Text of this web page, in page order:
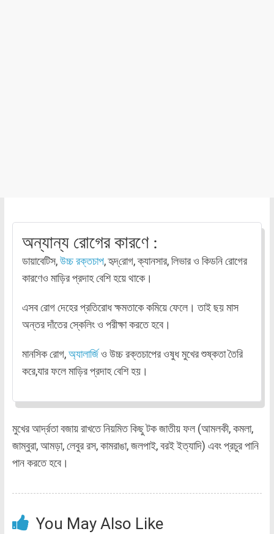
অন্যান্য রোগের কারণে :
ডায়াবেটিস,উচ্চ রক্তচাপ, হৃদ্‌রোগ, ক্যানসার, লিভার ও কিডনি রোগের
কারণেও মাড়ির প্রদাহ বেশি হয়ে থাকে।
এসব রোগ দেহের প্রতিরোধ ক্ষমতাকে কমিয়ে ফেলে। তাই ছয় মাস
অন্তর দাঁতের স্কেলিং ও পরীক্ষা করতে হবে।
মানসিক রোগ,অ্যালার্জিও উচ্চ রক্তচাপের ওষুধ মুখের শুষ্কতা তৈরি
করে,যার ফলে মাড়ির প্রদাহ বেশি হয়।
মুখের আর্দ্রতা বজায় রাখতে নিয়মিত কিছু টক জাতীয় ফল (আমলকী, কমলা,
জাম্বুরা, আমড়া, লেবুর রস, কামরাঙা, জলপাই, বরই ইত্যাদি) এবং প্রচুর পানি
পান করতে হবে।
You May Also Like